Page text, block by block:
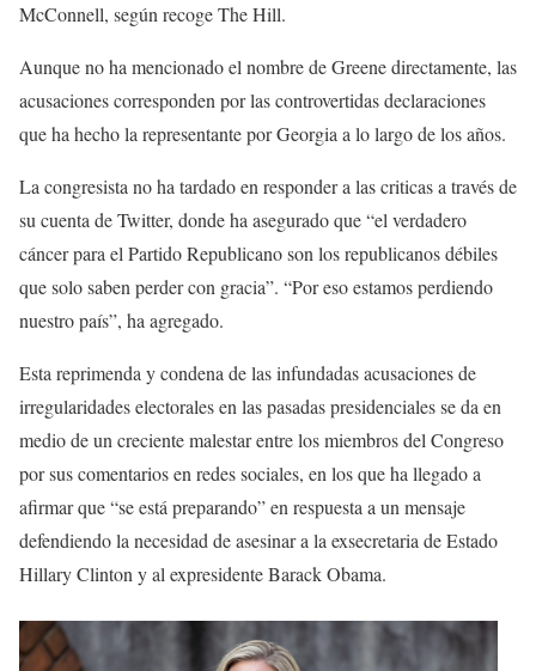
McConnell, según recoge The Hill.
Aunque no ha mencionado el nombre de Greene directamente, las
acusaciones corresponden por las controvertidas declaraciones
que ha hecho la representante por Georgia a lo largo de los años.
La congresista no ha tardado en responder a las criticas a través de
su cuenta de Twitter, donde ha asegurado que “el verdadero
cáncer para el Partido Republicano son los republicanos débiles
que solo saben perder con gracia”. “Por eso estamos perdiendo
nuestro país”, ha agregado.
Esta reprimenda y condena de las infundadas acusaciones de
irregularidades electorales en las pasadas presidenciales se da en
medio de un creciente malestar entre los miembros del Congreso
por sus comentarios en redes sociales, en los que ha llegado a
afirmar que “se está preparando” en respuesta a un mensaje
defendiendo la necesidad de asesinar a la exsecretaria de Estado
Hillary Clinton y al expresidente Barack Obama.